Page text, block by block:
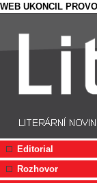
WEB UKONCIL
Editorial
Rozhovor